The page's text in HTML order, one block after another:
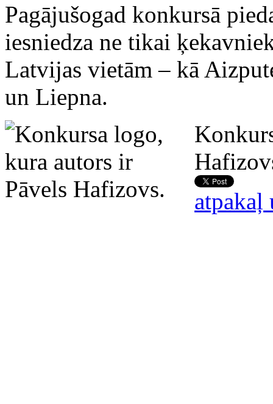
Pagājušogad konkursā
iesniedza ne tikai
Latvijas vietām – kā
un Liepna.
atpakaļ